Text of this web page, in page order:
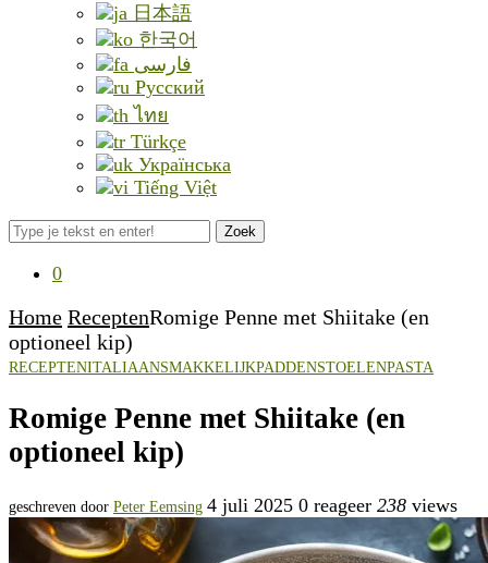
日本語
한국어
فارسی
Русский
ไทย
Türkçe
Українська
Tiếng Việt
Zoek
0
Home ReceptenRomige Penne met Shiitake (en
optioneel kip)
RECEPTENITALIAANSMAKKELIJKPADDENSTOELENPASTA
Romige Penne met Shiitake (en
optioneel kip)
geschreven door Peter Eemsing 4 juli 2025 0 reageer 238 views